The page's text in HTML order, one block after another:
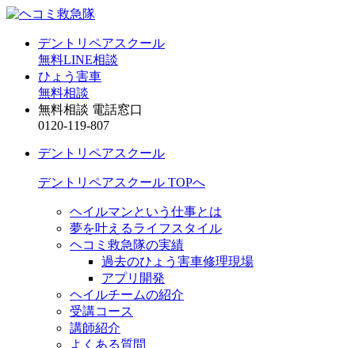
デントリペアスクール
無料LINE相談
ひょう害車
無料相談
無料相談 電話窓口
0120-119-807
デントリペアスクール
デントリペアスクール TOPへ
ヘイルマンという仕事とは
夢を叶えるライフスタイル
ヘコミ救急隊の実績
過去のひょう害車修理現場
アプリ開発
ヘイルチームの紹介
受講コース
講師紹介
よくある質問